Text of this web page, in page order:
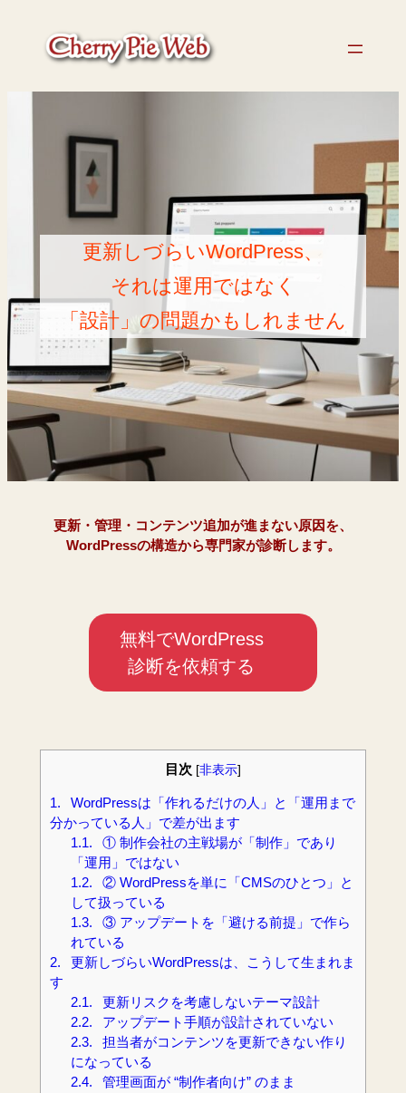
更新しづらいWordPress、
それは運用ではなく
「設計」の問題かもしれません
更新・管理・コンテンツ追加が進まない原因を、
WordPressの構造から専門家が診断します。
無料でWordPress
診断を依頼する
目次 [非表示]
1.
WordPressは「作れるだけの人」と「運用まで
分かっている人」で差が出ます
1.1.
① 制作会社の主戦場が「制作」であり
「運用」ではない
1.2.
② WordPressを単に「CMSのひとつ」と
して扱っている
1.3.
③ アップデートを「避ける前提」で作ら
れている
2.
更新しづらいWordPressは、こうして生まれま
す
2.1.
更新リスクを考慮しないテーマ設計
2.2.
アップデート手順が設計されていない
2.3.
担当者がコンテンツを更新できない作り
になっている
2.4.
管理画面が “制作者向け” のまま